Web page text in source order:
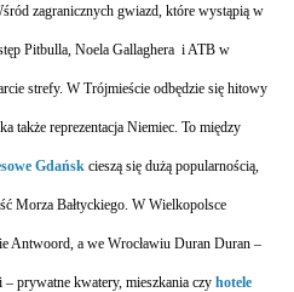
zagranicznych gwiazd, które wystąpią w
Pitbulla, Noela Gallaghera i ATB w
strefy. W Trójmieście odbędzie się hitowy
także reprezentacja Niemiec. To między
Gdańsk cieszą się dużą popularnością,
Morza Bałtyckiego. W Wielkopolsce
Antwoord, a we Wrocławiu Duran Duran –
prywatne kwatery, mieszkania czy hotele